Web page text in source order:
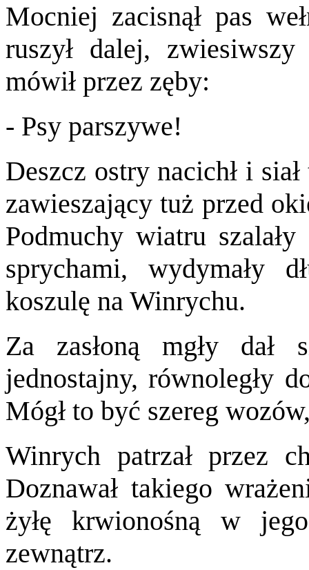
Mocniej zacisnął pas
ruszył dalej,
mówił przez zęby:
- Psy parszywe!
Deszcz ostry nacichł i
zawieszający tuż przed
Podmuchy wiatru
sprychami, wydymały
koszulę na Winrychu.
Za zasłoną mgły dał
jednostajny, równoległy
Mógł to być szereg
Winrych patrzał przez
Doznawał takiego
żyłę krwionośną w
zewnątrz.